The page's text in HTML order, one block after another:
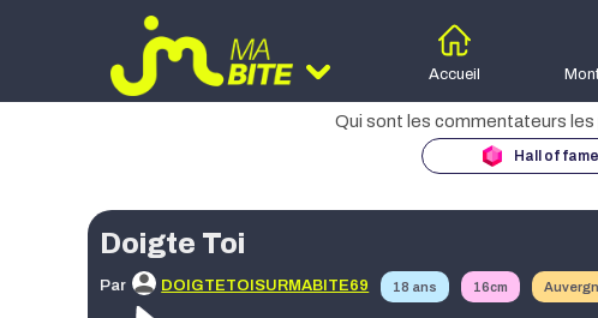
Accueil
search
Age
Hall of fame
Doigte Toi
Par DOIGTETOISURMABITE69 18 ans 16cm